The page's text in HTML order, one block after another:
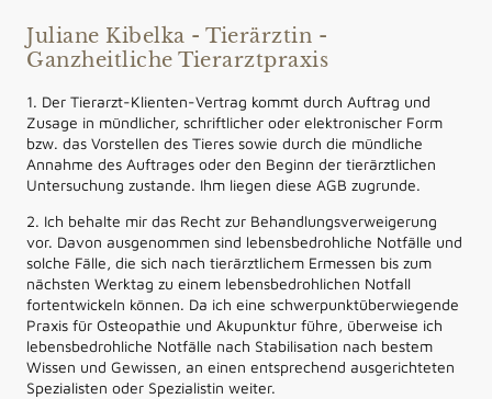
Juliane Kibelka - Tierärztin -
Ganzheitliche Tierarztpraxis
1. Der Tierarzt-Klienten-Vertrag kommt durch Auftrag und
Zusage in mündlicher, schriftlicher oder elektronischer Form
bzw. das Vorstellen des Tieres sowie durch die mündliche
Annahme des Auftrages oder den Beginn der tierärztlichen
Untersuchung zustande. Ihm liegen diese AGB zugrunde.
2. Ich behalte mir das Recht zur Behandlungsverweigerung
vor. Davon ausgenommen sind lebensbedrohliche Notfälle und
solche Fälle, die sich nach tierärztlichem Ermessen bis zum
nächsten Werktag zu einem lebensbedrohlichen Notfall
fortentwickeln können. Da ich eine schwerpunktüberwiegende
Praxis für Osteopathie und Akupunktur führe, überweise ich
lebensbedrohliche Notfälle nach Stabilisation nach bestem
Wissen und Gewissen, an einen entsprechend ausgerichteten
Spezialisten oder Spezialistin weiter.